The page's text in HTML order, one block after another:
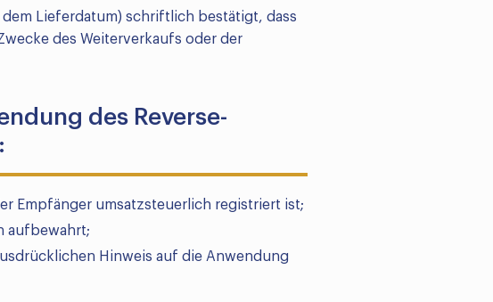
Lieferdatum) schriftlich bestätigt, dass
des Weiterverkaufs oder der
des Reverse-
Empfänger umsatzsteuerlich registriert ist;
aufbewahrt;
Hinweis auf die Anwendung